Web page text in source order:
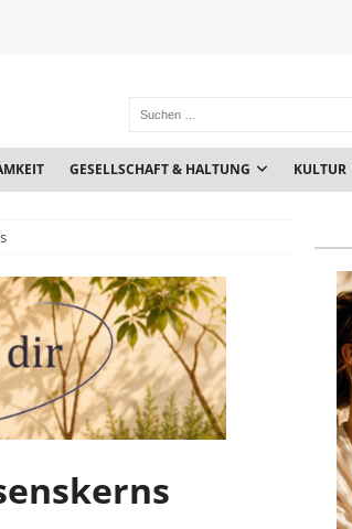
GESELLSCHAFT & HALTUNG KULTUR